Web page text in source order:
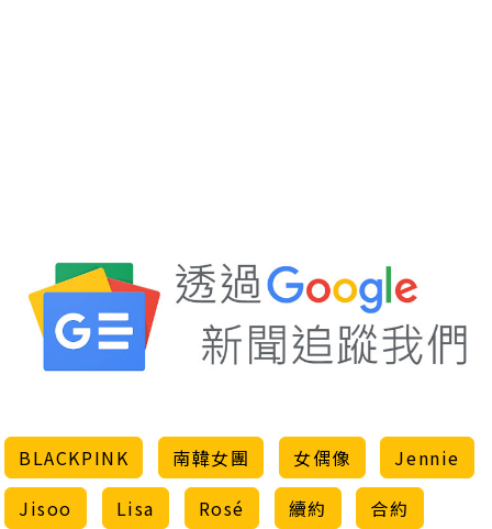
BLACKPINK 南韓女團 女偶像
Jennie
Jisoo
Lisa Rosé 續約
合約